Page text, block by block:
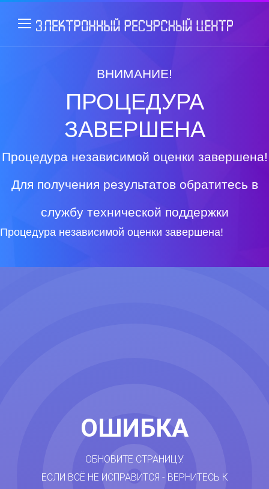
ВНИМАНИЕ!
ПРОЦЕДУРА
ЗАВЕРШЕНА
Процедура независимой оценки завершена!
Для получения результатов обратитесь в
службу технической поддержки
Процедура независимой оценки завершена!
ОШИБКА
ОБНОВИТЕ СТРАНИЦУ.
ЕСЛИ ВСЁ НЕ ИСПРАВИТСЯ - ВЕРНИТЕСЬ К